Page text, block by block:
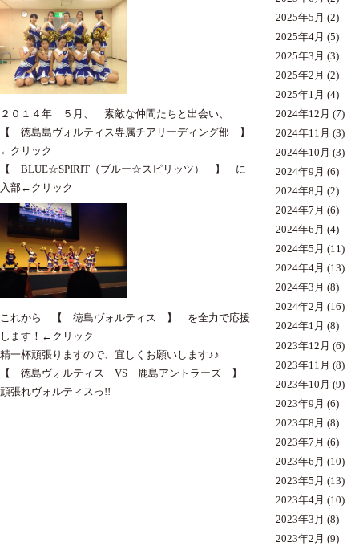
２０１４年 ５月、 素敵な仲間たちと出会い、
【 徳島島ヴォルティス専属チアリーディング部 】
←クリック
【 BLUE☆SPIRIT（ブルー☆スピリッツ） 】 に
入部←クリック
これから 【 徳島ヴォルティス 】 を全力で応援
します！ ←クリック
精一杯頑張りますので、宜しくお願いします♪♪
【 徳島ヴォルティス VS 鹿島アントラーズ 】
頑張れヴォルティスっ!!
2025年5月 (2)
2025年4月 (5)
2025年3月 (3)
2025年2月 (2)
2025年1月 (4)
2024年12月 (7)
2024年11月 (3)
2024年10月 (3)
2024年9月 (6)
2024年8月 (2)
2024年7月 (6)
2024年6月 (4)
2024年5月 (11)
2024年4月 (13)
2024年3月 (8)
2024年2月 (16)
2024年1月 (8)
2023年12月 (6)
2023年11月 (8)
2023年10月 (9)
2023年9月 (6)
2023年8月 (8)
2023年7月 (6)
2023年6月 (10)
2023年5月 (13)
2023年4月 (10)
2023年3月 (8)
2023年2月 (9)